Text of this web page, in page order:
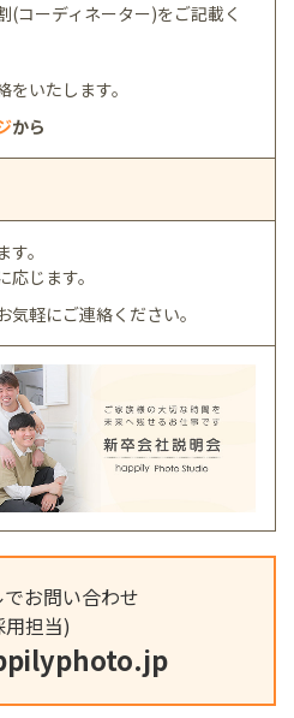
(コーディネーター)をご記載く
いたします。
から
。
じます。
軽にご連絡ください。
でお問い合わせ
用担当)